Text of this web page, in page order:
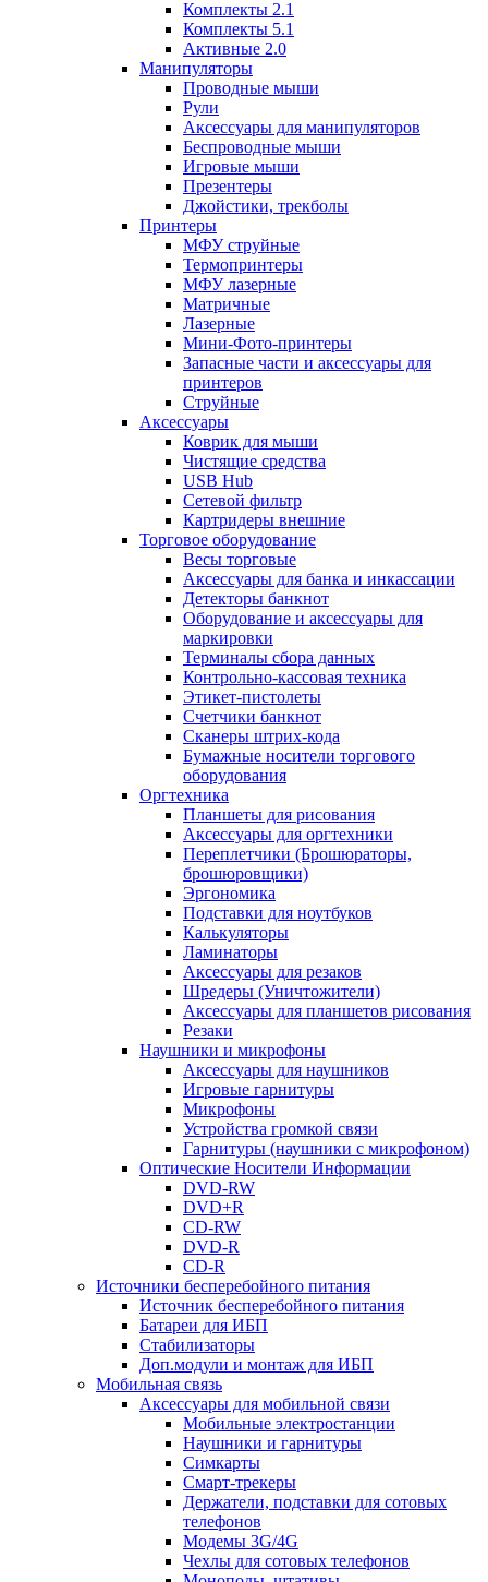
Комплекты 2.1
Комплекты 5.1
Активные 2.0
Манипуляторы
Проводные мыши
Рули
Аксессуары для манипуляторов
Беспроводные мыши
Игровые мыши
Презентеры
Джойстики, трекболы
Принтеры
МФУ струйные
Термопринтеры
МФУ лазерные
Матричные
Лазерные
Мини-Фото-принтеры
Запасные части и аксессуары для
принтеров
Струйные
Аксессуары
Коврик для мыши
Чистящие средства
USB Hub
Сетевой фильтр
Картридеры внешние
Торговое оборудование
Весы торговые
Аксессуары для банка и инкассации
Детекторы банкнот
Оборудование и аксессуары для
маркировки
Терминалы сбора данных
Контрольно-кассовая техника
Этикет-пистолеты
Счетчики банкнот
Сканеры штрих-кода
Бумажные носители торгового
оборудования
Оргтехника
Планшеты для рисования
Аксессуары для оргтехники
Переплетчики (Брошюраторы,
брошюровщики)
Эргономика
Подставки для ноутбуков
Калькуляторы
Ламинаторы
Аксессуары для резаков
Шредеры (Уничтожители)
Аксессуары для планшетов рисования
Резаки
Наушники и микрофоны
Аксессуары для наушников
Игровые гарнитуры
Микрофоны
Устройства громкой связи
Гарнитуры (наушники с микрофоном)
Оптические Носители Информации
DVD-RW
DVD+R
CD-RW
DVD-R
CD-R
Источники бесперебойного питания
Источник бесперебойного питания
Батареи для ИБП
Стабилизаторы
Доп.модули и монтаж для ИБП
Мобильная связь
Аксессуары для мобильной связи
Мобильные электростанции
Наушники и гарнитуры
Симкарты
Смарт-трекеры
Держатели, подставки для сотовых
телефонов
Модемы 3G/4G
Чехлы для сотовых телефонов